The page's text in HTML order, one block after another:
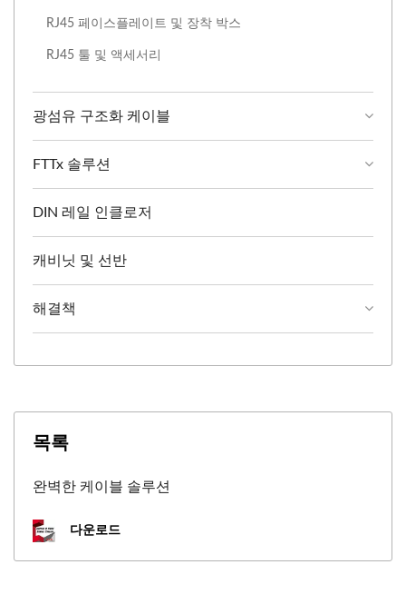
RJ45 페이스플레이트 및 장착 박스
RJ45 툴 및 액세서리
광섬유 구조화 케이블
FTTx 솔루션
DIN 레일 인클로저
캐비닛 및 선반
해결책
목록
완벽한 케이블 솔루션
다운로드